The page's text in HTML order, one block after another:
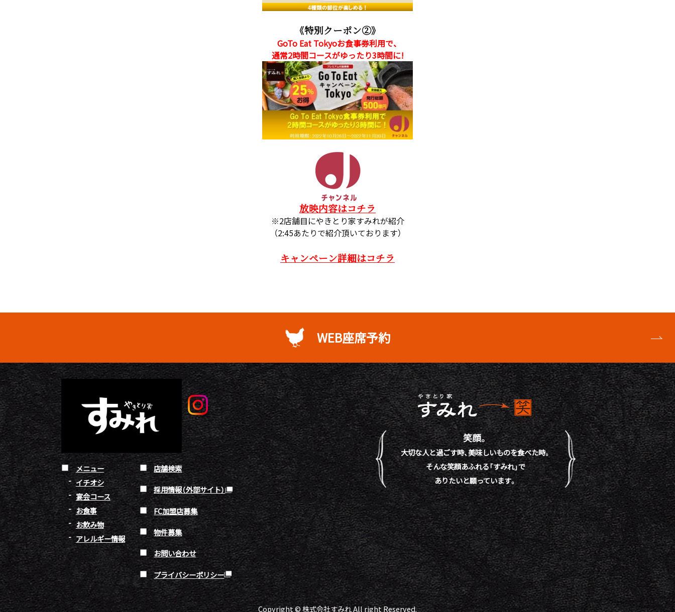
《特別クーポン②》
GoTo Eat Tokyoお食事券利用で、
通常2時間コースがゆったり3時間に!
放映内容はコチラ
※2店舗目にやきとり家すみれが紹介
（2:45あたりで紹介頂いております）
キャンペーン詳細はコチラ
WEB座席予約
メニュー
イチオシ
宴会コース
お食事
お飲み物
アレルギー情報
店舗検索
採用情報（外部サイト）
FC加盟店募集
物件募集
お問い合わせ
プライバシーポリシー
笑顔。
大切な人と過ごす時、美味しいものを食べた時。
そんな笑顔あふれる「すみれ」で
ありたいと願っています。
Copyright © 株式会社すみれ All right Reserved.